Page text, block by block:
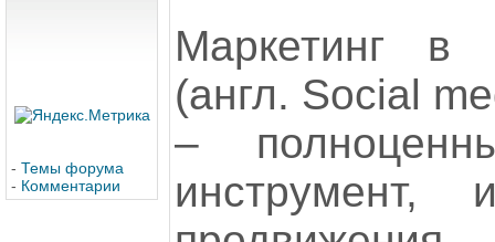
- Темы форума
- Комментарии
Маркетинг в
(англ. Social
–
инструмент,